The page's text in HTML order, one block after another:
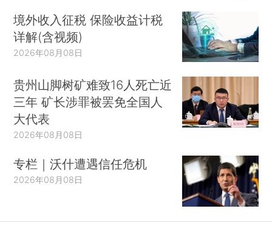
境外收入征税 保险收益计税
详解(含视频)
2026年08月08日
贵州山脚树矿难致16人死亡近
三年 矿长涉罪被罢免全国人
大代表
2026年08月08日
专栏｜沃什遭遇信任危机
2026年08月08日